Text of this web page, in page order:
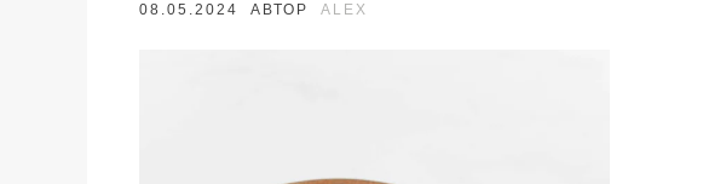
08.05.2024 АВТОР ALEX